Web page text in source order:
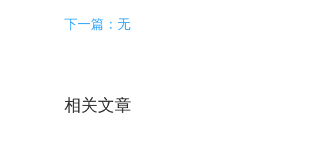
下一篇：无
相关文章